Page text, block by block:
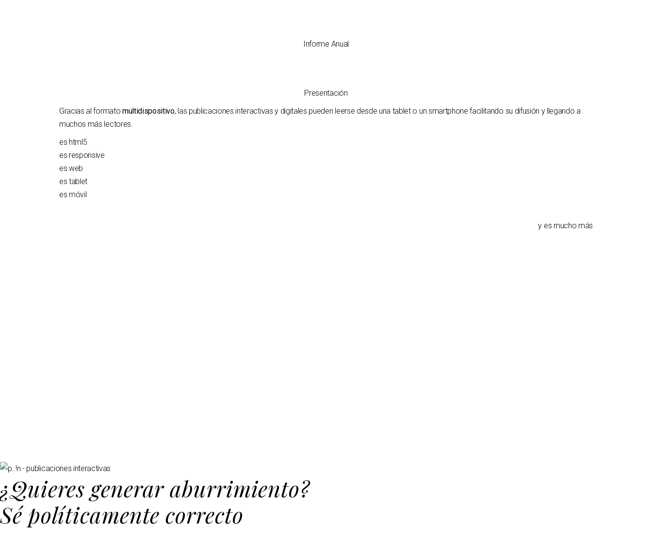
Informe Anual
Presentación
Gracias al formato multidispositivo, las publicaciones interactivas y digitales pueden leerse desde una tablet o un smartphone facilitando su difusión y llegando a
muchos más lectores.
es html5
es responsive
es web
es tablet
es móvil
y es mucho más
¿Quieres generar aburrimiento?
Sé políticamente correcto